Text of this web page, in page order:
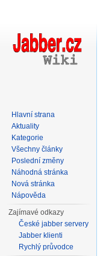
Hlavní strana
Aktuality
Kategorie
Všechny články
Poslední změny
Náhodná stránka
Nová stránka
Nápověda
Zajímavé odkazy
České jabber servery
Jabber klienti
Rychlý průvodce